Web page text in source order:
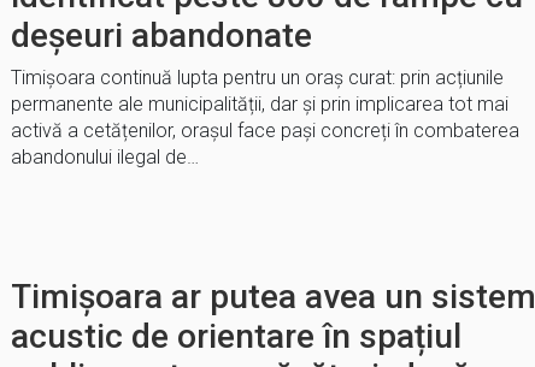
deșeuri abandonate
Timișoara continuă lupta pentru un oraș curat: prin acțiunile
permanente ale municipalității, dar și prin implicarea tot mai
activă a cetățenilor, orașul face pași concreți în combaterea
abandonului ilegal de…
Timișoara ar putea avea un sistem
acustic de orientare în spațiul